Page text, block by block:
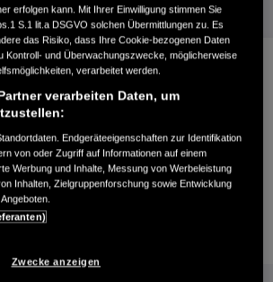
erfolgen kann. Mit Ihrer Einwilligung stimmen Sie
S.1 lit.a DSGVO solchen Übermittlungen zu. Es
das Risiko, dass Ihre Cookie-bezogenen Daten
Kontroll- und Überwachungszwecke, möglicherweise
verarbeitet werden.
verarbeiten Daten, um
Endgeräteeigenschaften zur Identifikation
von oder Zugriff auf Informationen auf einem
Werbung und Inhalte, Messung von Werbeleistung
Inhalten, Zielgruppenforschung sowie Entwicklung
Zwecke anzeigen